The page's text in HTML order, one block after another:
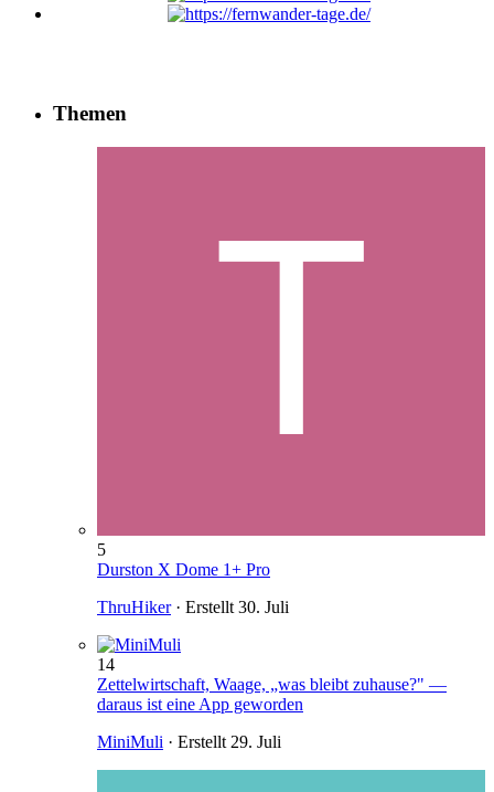
Themen
5
Durston X Dome 1+ Pro
ThruHiker· Erstellt 30. Juli
14
Zettelwirtschaft, Waage, „was bleibt zuhause?" —
daraus ist eine App geworden
MiniMuli · Erstellt 29. Juli